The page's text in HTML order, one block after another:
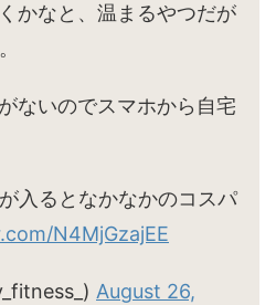
かなと、温まるやつだが
ないのでスマホから自宅
入るとなかなかのコスパ
N4MjGzajEE
August 26,